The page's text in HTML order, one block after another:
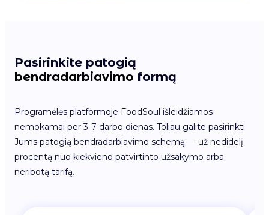
Pasirinkite patogią
bendradarbiavimo formą
Programėlės platformoje FoodSoul išleidžiamos
nemokamai per 3-7 darbo dienas. Toliau galite pasirinkti
Jums patogią bendradarbiavimo schemą — už nedidelį
procentą nuo kiekvieno patvirtinto užsakymo arba
neribotą tarifą.